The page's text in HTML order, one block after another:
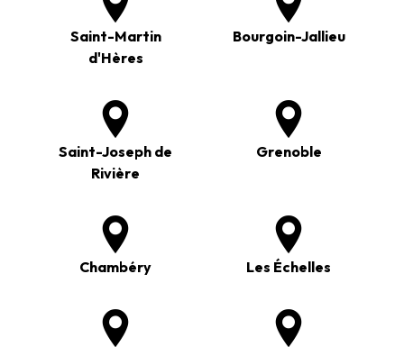
Saint-Martin
d'Hères
Bourgoin-Jallieu
Saint-Joseph de
Rivière
Grenoble
Chambéry Les Échelles